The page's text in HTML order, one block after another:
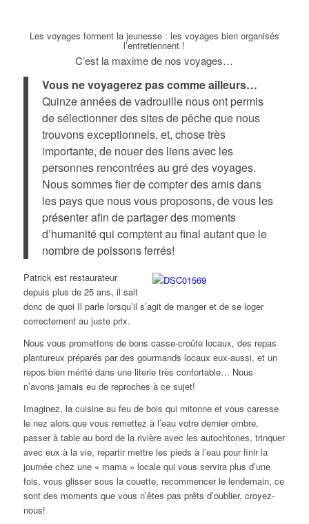
Les voyages forment la jeunesse : les voyages bien organisés
l’entretiennent !
C’est la maxime de nos voyages…
Vous ne voyagerez pas comme ailleurs…
Quinze années de vadrouille nous ont permis
de sélectionner des sites de pêche que nous
trouvons exceptionnels, et, chose très
importante, de nouer des liens avec les
personnes rencontrées au gré des voyages.
Nous sommes fier de compter des amis dans
les pays que nous vous proposons, de vous les
présenter afin de partager des moments
d’humanité qui comptent au final autant que le
nombre de poissons ferrés!
Patrick est restaurateur
depuis plus de 25 ans, il sait
donc de quoi Il parle lorsqu’il s’agit de manger et de se loger
correctement au juste prix.
Nous vous promettons de bons casse-croûte locaux, des repas
plantureux préparés par des gourmands locaux eux-aussi, et un
repos bien mérité dans une literie très confortable… Nous
n’avons jamais eu de reproches à ce sujet!
Imaginez, la cuisine au feu de bois qui mitonne et vous caresse
le nez alors que vous remettez à l’eau votre dernier ombre,
passer à table au bord de la rivière avec les autochtones, trinquer
avec eux à la vie, repartir mettre les pieds à l’eau pour finir la
journée chez une « mama » locale qui vous servira plus d’une
fois, vous glisser sous la couette, recommencer le lendemain, ce
sont des moments que vous n’êtes pas prêts d’oublier, croyez-
nous!